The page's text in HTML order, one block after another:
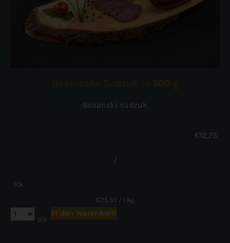
Bosanski sudzuk
€12,75
/
Stk.
€25,50 / 1 kg
Stk.
In den Warenkorb